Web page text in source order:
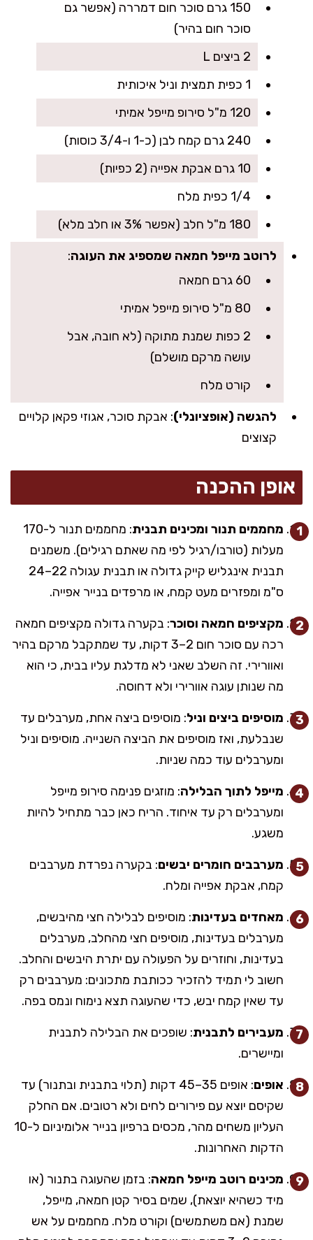
150 גרם סוכר חום דמררה (אפשר גם
סוכר חום בהיר)
2 ביצים L
1 כפית תמצית וניל איכותית
120 מ"ל סירופ מייפל אמיתי
240 גרם קמח לבן (כ-1 ו-3/4 כוסות)
10 גרם אבקת אפייה (2 כפיות)
1/4 כפית מלח
180 מ"ל חלב (אפשר 3% או חלב מלא)
לרוטב מייפל חמאה שמספיג את העוגה:
60 גרם חמאה
80 מ"ל סירופ מייפל אמיתי
2 כפות שמנת מתוקה (לא חובה, אבל
עושה מרקם מושלם)
קורט מלח
להגשה (אופציונלי): אבקת סוכר, אגוזי פקאן קלויים
קצוצים
אופן ההכנה
מחממים תנור ומכינים תבנית
: מחממים תנור ל-170
מעלות (טורבו/רגיל לפי מה שאתם רגילים). משמנים
תבנית אינגליש קייק גדולה או תבנית עגולה 22–24
ס"מ ומפזרים מעט קמח, או מרפדים בנייר אפייה.
מקציפים חמאה וסוכר: בקערה גדולה מקציפים חמאה
רכה עם סוכר חום 2–3 דקות, עד שמתקבל מרקם בהיר
ואוורירי. זה השלב שאני לא מדלגת עליו בבית, כי הוא
מה שנותן עוגה אוורירי ולא דחוסה.
מוסיפים ביצים וניל: מוסיפים ביצה אחת, מערבלים עד
שנבלעת, ואז מוסיפים את הביצה השנייה. מוסיפים וניל
ומערבלים עוד כמה שניות.
מייפל לתוך הבלילה: מוזגים פנימה סירופ מייפל
ומערבלים רק עד איחוד. הריח כאן כבר מתחיל להיות
משגע.
מערבבים חומרים יבשים: בקערה נפרדת מערבבים
קמח, אבקת אפייה ומלח.
מאחדים בעדינות: מוסיפים לבלילה חצי מהיבשים,
מערבלים בעדינות, מוסיפים חצי מהחלב, מערבלים
בעדינות, וחוזרים על הפעולה עם יתרת היבשים והחלב.
חשוב לי תמיד להזכיר ככותבת מתכונים: מערבבים רק
עד שאין קמח יבש, כדי שהעוגה תצא נימוח ונמס בפה.
מעבירים לתבנית: שופכים את הבלילה לתבנית
ומיישרים.
אופים
: אופים 35–45 דקות (תלוי בתבנית ובתנור) עד
שקיסם יוצא עם פירורים לחים ולא רטובים. אם החלק
העליון משחים מהר, מכסים ברפיון בנייר אלומיניום ל-10
הדקות האחרונות.
מכינים רוטב מייפל חמאה: בזמן שהעוגה בתנור (או
מיד כשהיא יוצאת), שמים בסיר קטן חמאה, מייפל,
שמנת (אם משתמשים) וקורט מלח. מחממים על אש